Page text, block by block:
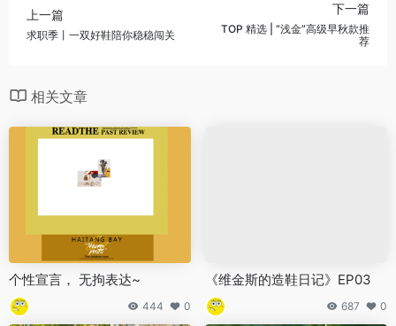
上一篇
求职季丨一双好鞋陪你稳稳闯关
下一篇
TOP 精选 | “浅金”高级早秋款推
荐
相关文章
个性宣言， 无拘表达~
444 0
《维金斯的造鞋日记》EP03
687 0